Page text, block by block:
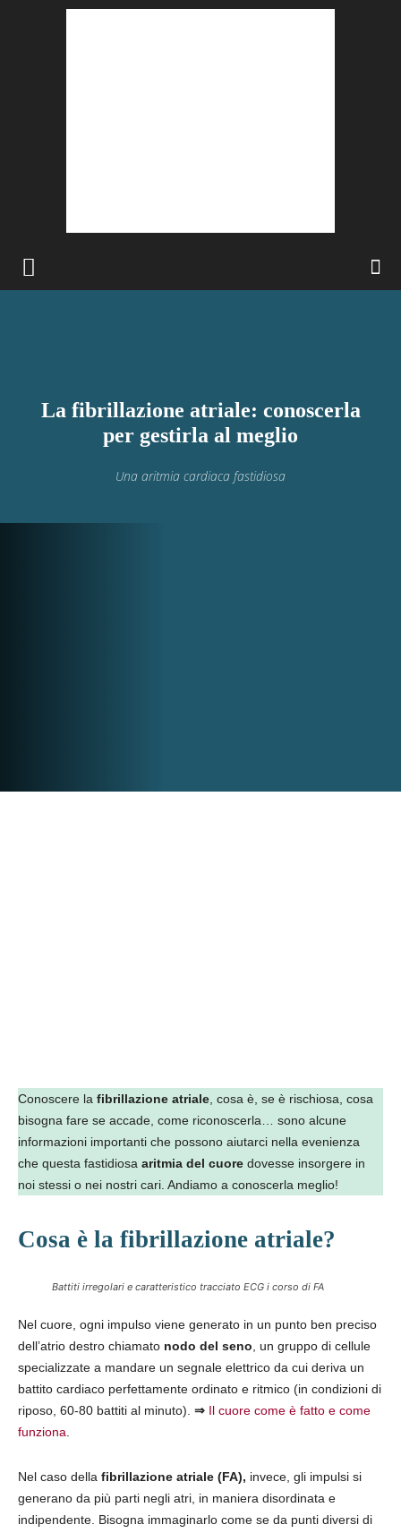
La fibrillazione atriale: conoscerla
per gestirla al meglio
Una aritmia cardiaca fastidiosa
Conoscere la fibrillazione atriale , cosa è, se è rischiosa, cosa
bisogna fare se accade, come riconoscerla… sono alcune
informazioni importanti che possono aiutarci nella evenienza
che questa fastidiosa aritmia del cuore dovesse insorgere in
noi stessi o nei nostri cari. Andiamo a conoscerla meglio!
Cosa è la fibrillazione atriale?
Battiti irregolari e caratteristico tracciato ECG i corso di FA
Nel cuore, ogni impulso viene generato in un punto ben preciso
dell’atrio destro chiamato nodo del seno , un gruppo di cellule
specializzate a mandare un segnale elettrico da cui deriva un
battito cardiaco perfettamente ordinato e ritmico (in condizioni di
riposo, 60-80 battiti al minuto). ⇒ Il cuore come è fatto e come
funziona
Nel caso della fibrillazione atriale (FA), invece, gli impulsi si
generano da più parti negli atri, in maniera disordinata e
indipendente. Bisogna immaginarlo come se da punti diversi di